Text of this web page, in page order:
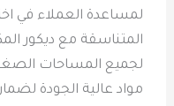
لمساعدة العملاء في
المتناسقة مع ديكور
لجميع المساحات
مواد عالية الجودة